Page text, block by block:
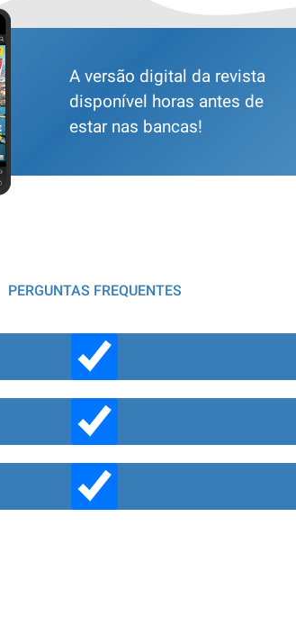
A versão digital da revista
disponível horas antes de
estar nas bancas!
PERGUNTAS FREQUENTES